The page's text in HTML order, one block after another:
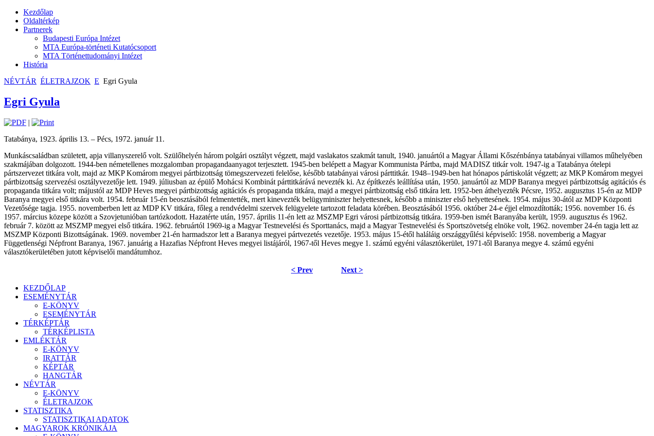
Kezdőlap
Oldaltérkép
Partnerek
Budapesti Európa Intézet
MTA Európa-történeti Kutatócsoport
MTA Történettudományi Intézet
História
NÉVTÁR ÉLETRAJZOK E Egri Gyula
Egri Gyula
|
Tatabánya, 1923. április 13. – Pécs, 1972. január 11.
Munkáscsaládban született, apja villanyszerelő volt. Szülőhelyén három polgári osztályt végzett, majd vaslakatos szakmát tanult, 1940. januártól a Magyar Állami Kőszénbánya tatabányai villamos műhelyében
szakmájában dolgozott. 1944-ben németellenes mozgalomban propagandaanyagot terjesztett. 1945-ben belépett a Magyar Kommunista Pártba, majd MADISZ titkár volt. 1947-ig a Tatabánya ótelepi
pártszervezet titkára volt, majd az MKP Komárom megyei pártbizottság tömegszervezeti felelőse, később tatabányai városi párttitkár. 1948–1949-ben hat hónapos pártiskolát végzett; az MKP Komárom megyei
pártbizottság szervezési osztályvezetője lett. 1949. júliusban az épülő Mohácsi Kombinát párttitkárává nevezték ki. Az építkezés leállítása után, 1950. januártól az MDP Baranya megyei pártbizottság agitációs és
propaganda titkára volt; májustól az MDP Heves megyei pártbizottság agitációs és propaganda titkára, majd a megyei pártbizottság első titkára lett. 1952-ben áthelyezték Pécsre, 1952. augusztus 15-én az MDP
Baranya megyei első titkára volt. 1954. február 15-én beosztásából felmentették, mert kinevezték belügyminiszter helyettesnek, később a miniszter első helyettesének. 1954. május 30-ától az MDP Központi
Vezetősége tagja. 1955. novemberben lett az MDP KV titkára, főleg a rendvédelmi szervek felügyelete tartozott feladata körében. Beosztásából 1956. október 24-e éjjel elmozdították; 1956. november 16. és
1957. március közepe között a Szovjetunióban tartózkodott. Hazatérte után, 1957. április 11-én lett az MSZMP Egri városi pártbizottság titkára. 1959-ben ismét Baranyába került, 1959. augusztus és 1962.
február 7. között az MSZMP megyei első titkára. 1962. februártól 1969-ig a Magyar Testnevelési és Sporttanács, majd a Magyar Testnevelési és Sportszövetség elnöke volt, 1962. november 24-én tagja lett az
MSZMP Központi Bizottságának. 1969. november 21-én harmadszor lett a Baranya megyei pártvezetés vezetője. 1953. május 15-étől haláláig országgyűlési képviselő: 1958. novemberig a Magyar
Függetlenségi Népfront Baranya, 1967. januárig a Hazafias Népfront Heves megyei listájáról, 1967-től Heves megye 1. számú egyéni választókerület, 1971-től Baranya megye 4. számú egyéni
választókerületében jutott képviselői mandátumhoz.
< Prev Next >
KEZDŐLAP
ESEMÉNYTÁR
E-KÖNYV
ESEMÉNYTÁR
TÉRKÉPTÁR
TÉRKÉPLISTA
EMLÉKTÁR
E-KÖNYV
IRATTÁR
KÉPTÁR
HANGTÁR
NÉVTÁR
E-KÖNYV
ÉLETRAJZOK
STATISZTIKA
STATISZTIKAI ADATOK
MAGYAROK KRÓNIKÁJA